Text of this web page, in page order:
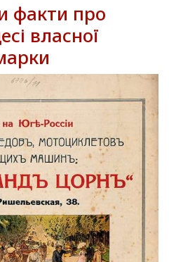
факти про
власної